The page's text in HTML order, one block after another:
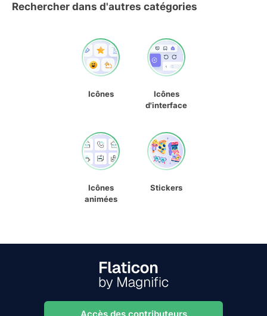
Rechercher dans d'autres catégories
Icônes
Icônes
d'interface
Icônes
animées
Stickers